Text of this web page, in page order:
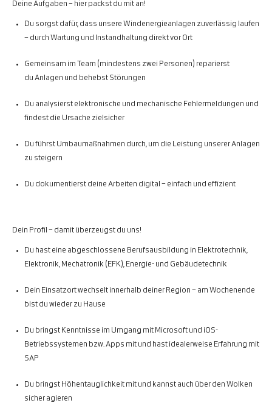
Deine Aufgaben – hier packst du mit an!
Du sorgst dafür, dass unsere Windenergieanlagen zuverlässig laufen
– durch Wartung und Instandhaltung direkt vor Ort
Gemeinsam im Team (mindestens zwei Personen) reparierst
du Anlagen und behebst Störungen
Du analysierst elektronische und mechanische Fehlermeldungen und
findest die Ursache zielsicher
Du führst Umbaumaßnahmen durch, um die Leistung unserer Anlagen
zu steigern
Du dokumentierst deine Arbeiten digital – einfach und effizient
Dein Profil – damit überzeugst du uns!
Du hast eine abgeschlossene Berufsausbildung in Elektrotechnik,
Elektronik, Mechatronik (EFK), Energie- und Gebäudetechnik
Dein Einsatzort wechselt innerhalb deiner Region – am Wochenende
bist du wieder zu Hause
Du bringst Kenntnisse im Umgang mit Microsoft und iOS-
Betriebssystemen bzw. Apps mit und hast idealerweise Erfahrung mit
SAP
Du bringst Höhentauglichkeit mit und kannst auch über den Wolken
sicher agieren